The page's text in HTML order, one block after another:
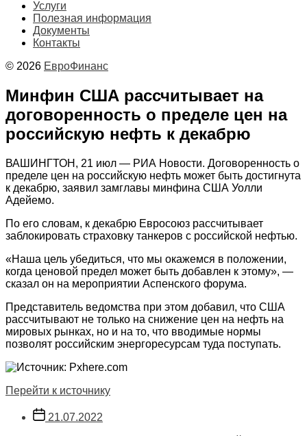
Услуги
Полезная информация
Документы
Контакты
© 2026 ЕвроФинанс
Минфин США рассчитывает на
договоренность о пределе цен на
российскую нефть к декабрю
ВАШИНГТОН, 21 июл — РИА Новости. Договоренность о
пределе цен на российскую нефть может быть достигнута
к декабрю, заявил замглавы минфина США Уолли
Адейемо.
По его словам, к декабрю Евросоюз рассчитывает
заблокировать страховку танкеров с российской нефтью.
«Наша цель убедиться, что мы окажемся в положении,
когда ценовой предел может быть добавлен к этому», —
сказал он на мероприятии Аспенского форума.
Представитель ведомства при этом добавил, что США
рассчитывают не только на снижение цен на нефть на
мировых рынках, но и на то, что вводимые нормы
позволят российским энергоресурсам туда поступать.
Перейти к источнику
Дата
записи
21.07.2022